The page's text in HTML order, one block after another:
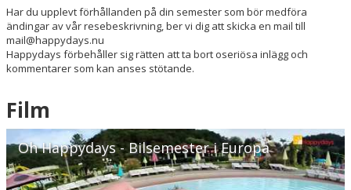
Radie runt hotellet:
Hitta vägen till hotellet
Kalundborgvej 58
4300 Holbæk
Danmark
Din adress
Har du upplevt förhållanden på din semester som bör medföra
ändingar av vår resebeskrivning, ber vi dig att skicka en mail till
mail@happydays.nu
Happydays förbehåller sig rätten att ta bort oseriösa inlägg och
kommentarer som kan anses stötande.
Film
Oh Happydays - Bilsemester i Europa